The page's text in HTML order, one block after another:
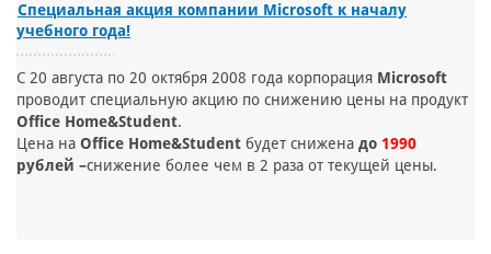
Специальная акция компании Microsoft к началу
учебного года!
С 20 августа по 20 октября 2008 года корпорация Microsoft
проводит специальную акцию по снижению цены на продукт
Office Home&Student.
Цена на Office Home&Student будет снижена до 1990
рублей –снижение более чем в 2 раза от текущей цены.